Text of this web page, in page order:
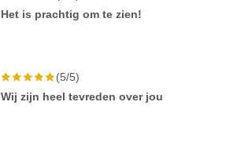
Het is prachtig om te zien!
(5/5)
Wij zijn heel tevreden over jou